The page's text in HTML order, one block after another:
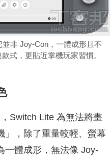
非 Joy-Con，一體成形且不
式，更貼近掌機玩家習慣。
Switch Lite 為無法將畫
」，除了重量較輕、螢幕
一體成形，無法像 Joy-